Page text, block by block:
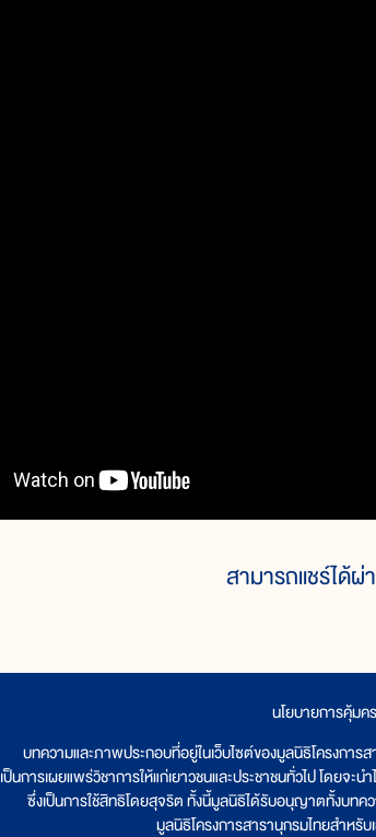
สามารถแชร์ได้ผ่
นโยบายการคุ้ม
บทความและภาพประกอบที่อยู่ในเว็บไซต์ของมูลนิธิโครงกา
เป็นการเผยแพร่วิชาการให้แก่เยาวชนและประชาชนทั่วไป โดยจ
ซึ่งเป็นการใช้สิทธิโดยสุจริต ทั้งนี้มูลนิธิได้รับอนุญาตทั้งบทค
มูลนิธิโครงการสารานุกรมไทยสำหรั